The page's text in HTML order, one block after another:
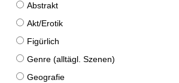
Abstrakt
Akt/Erotik
Figürlich
Genre (alltägl. Szenen)
Geografie